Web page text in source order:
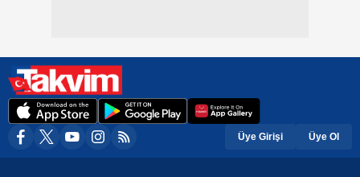
Üye Girişi Üye Ol